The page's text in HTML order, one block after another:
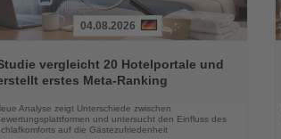
04.08.2026
vergleicht 20 Hotelportale und
erstes Meta-Ranking
Analyse zeigt Unterschiede zwischen
und untersucht den Einfluss des
auf die Gästezufriedenheit